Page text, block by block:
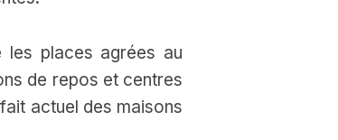
les places agrées au
de repos et centres
actuel des maisons